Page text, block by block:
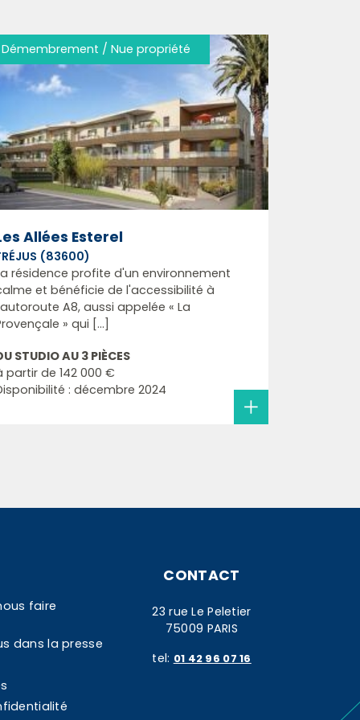
Démembrement / Nue propriété
Allées Esterel
(83600)
résidence profite d'un environnement
et bénéficie de l'accessibilité à
A8, aussi appelée « La
» qui [...]
STUDIO AU 3 PIÈCES
partir de 142 000 €
: décembre 2024
faire
dans la presse
CONTACT
23 rue Le Peletier
75009 PARIS
tel: 01 42 96 07 16